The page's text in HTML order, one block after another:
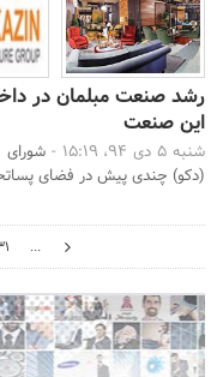
رشد صنعت مبلمان در
این صنعت
شنبه 5 دی 94، 15:19 -
شورای
(دکو) چندی پیش در فضای
34
...